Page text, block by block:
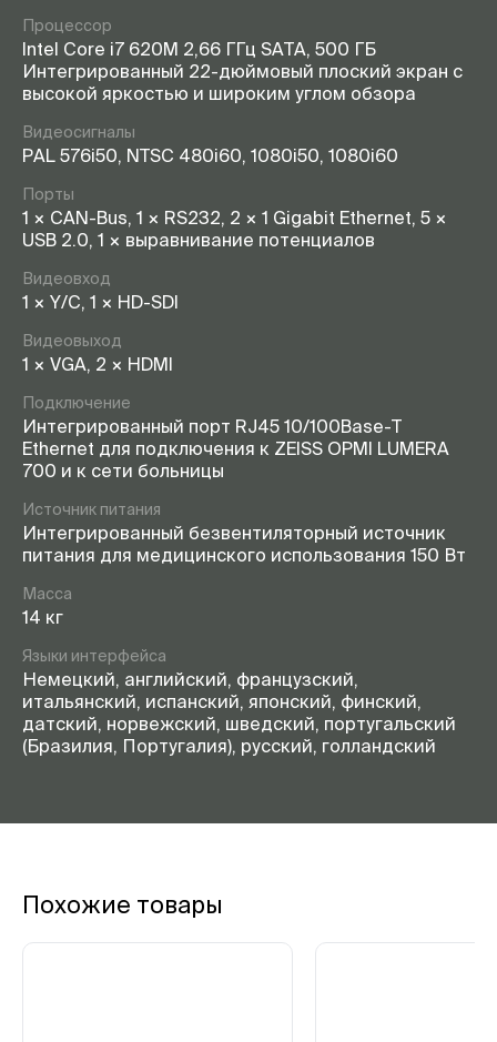
Процессор
Intel Core i7 620M 2,66 ГГц SATA, 500 ГБ
Интегрированный 22-дюймовый плоский экран с
высокой яркостью и широким углом обзора
Видеосигналы
PAL 576i50, NTSC 480i60, 1080i50, 1080i60
Порты
1 × CAN-Bus, 1 × RS232, 2 × 1 Gigabit Ethernet, 5 ×
USB 2.0, 1 × выравнивание потенциалов
Видеовход
1 × Y/C, 1 × HD-SDI
Видеовыход
1 × VGA, 2 × HDMI
Подключение
Интегрированный порт RJ45 10/100Base-T
Ethernet для подключения к ZEISS OPMI LUMERA
700 и к сети больницы
Источник питания
Интегрированный безвентиляторный источник
питания для медицинского использования 150 Вт
Масса
14 кг
Языки интерфейса
Немецкий, английский, французский,
итальянский, испанский, японский, финский,
датский, норвежский, шведский, португальский
(Бразилия, Португалия), русский, голландский
Похожие товары